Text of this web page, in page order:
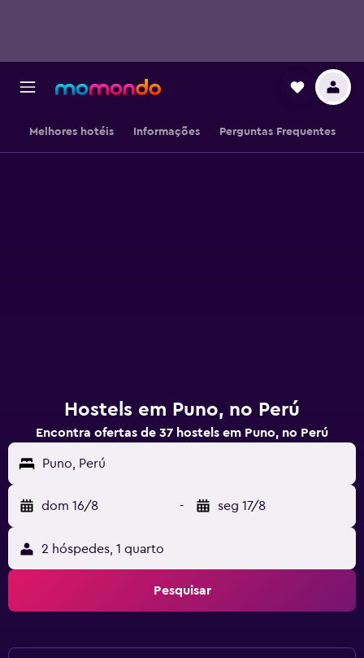
Melhores hotéis Informações Perguntas Frequentes
Hostels em Puno, no Perú
Encontra ofertas de 37 hostels em Puno, no Perú
Puno, Perú
dom 16/8 - seg 17/8
2 hóspedes, 1 quarto
Pesquisar